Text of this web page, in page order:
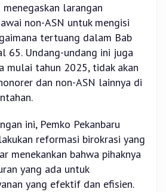
menegaskan larangan
non-ASN untuk mengisi
tertuang dalam Bab
65. Undang-undang ini juga
mulai tahun 2025, tidak akan
dan non-ASN lainnya di
ini, Pemko Pekanbaru
reformasi birokrasi yang
menekankan bahwa pihaknya
yang ada untuk
yang efektif dan efisien.